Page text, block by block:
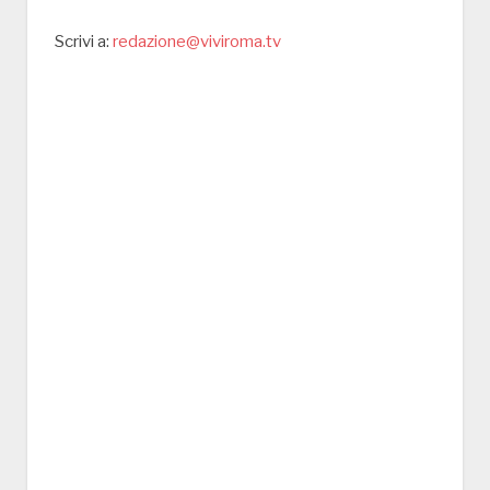
Scrivi a: redazione@viviroma.tv